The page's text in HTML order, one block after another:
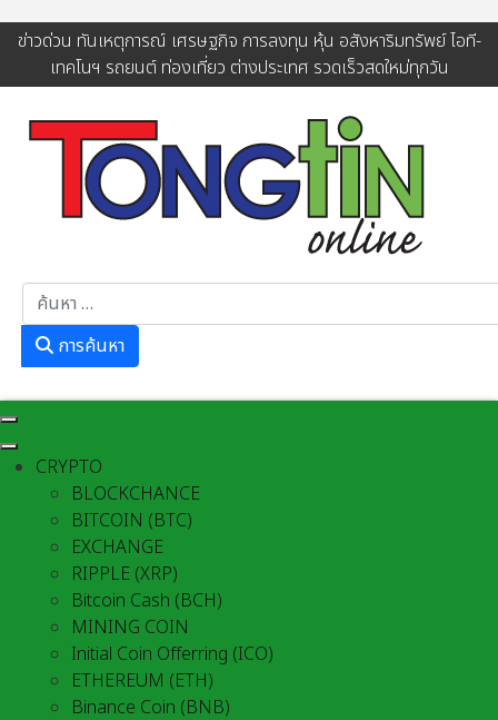
ข่าวด่วน ทันเหตุการณ์ เศรษฐกิจ การลงทุน หุ้น อสังหาริมทรัพย์ ไอที-
เทคโนฯ รถยนต์ ท่องเที่ยว ต่างประเทศ รวดเร็วสดใหม่ทุกวัน
การค้นหา
CRYPTO
BLOCKCHANCE
BITCOIN (BTC)
EXCHANGE
RIPPLE (XRP)
Bitcoin Cash (BCH)
MINING COIN
Initial Coin Offerring (ICO)
ETHEREUM (ETH)
Binance Coin (BNB)